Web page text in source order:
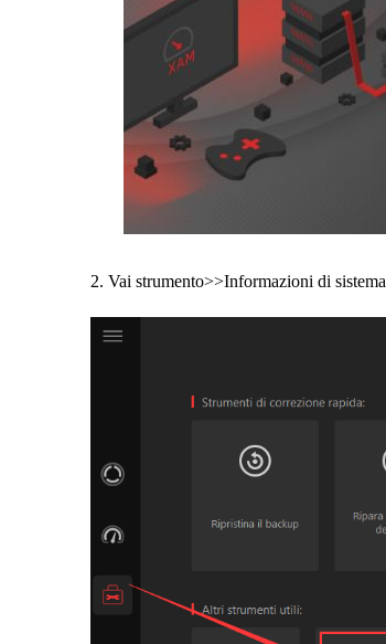
2. Vai strumento>>Informazioni di sistema